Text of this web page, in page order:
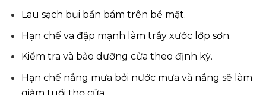
Lau sạch bụi bẩn bám trên bề mặt.
Hạn chế va đập mạnh làm trầy xước lớp sơn.
Kiểm tra và bảo dưỡng cửa theo định kỳ.
Hạn chế nắng mưa bởi nước mưa và nắng sẽ làm